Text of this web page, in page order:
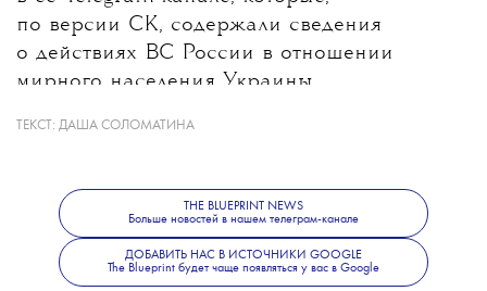
по версии СК, содержали сведения
о действиях ВС России в отношении
мирного населения Украины.
Какие именно материалы стали
не уточнило. В Следственном комитете
также сообщили, что решается вопрос
об объявлении журналистки
в международный розыск.
ТЕКСТ: ДАША СОЛОМАТИНА
THE BLUEPRINT NEWS
Больше новостей в нашем телеграм-канале
ДОБАВИТЬ НАС В ИСТОЧНИКИ GOOGLE
The Blueprint будет чаще появляться у вас в Google